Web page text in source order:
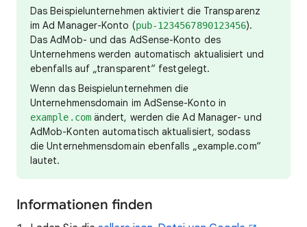
Das Beispielunternehmen aktiviert die Transparenz
im Ad Manager-Konto (pub-1234567890123456).
Das AdMob- und das AdSense-Konto des
Unternehmens werden automatisch aktualisiert und
ebenfalls auf „transparent“ festgelegt.
Wenn das Beispielunternehmen die
Unternehmensdomain im AdSense-Konto in
example.comändert, werden die Ad Manager- und
AdMob-Konten automatisch aktualisiert, sodass
die Unternehmensdomain ebenfalls „example.com“
lautet.
Informationen finden